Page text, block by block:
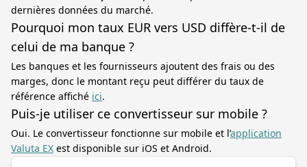
dernières données du marché.
Pourquoi mon taux EUR vers USD diffère-t-il de
celui de ma banque ?
Les banques et les fournisseurs ajoutent des frais ou des
marges, donc le montant reçu peut différer du taux de
référence affiché ici.
Puis-je utiliser ce convertisseur sur mobile ?
Oui. Le convertisseur fonctionne sur mobile et l’application
Valuta EX est disponible sur iOS et Android.